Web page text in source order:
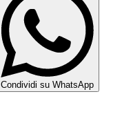
Condividi su WhatsApp